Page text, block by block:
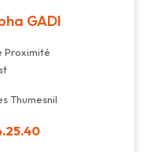
GADI
Proximité
Thumesnil